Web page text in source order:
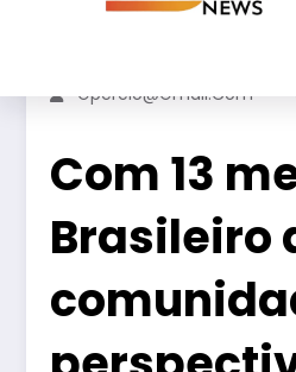
Gperelo@gmail.com
Com 13
Brasileiro